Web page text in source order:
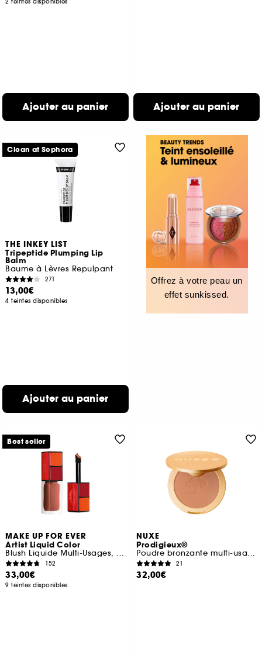
Ajouter au panier Ajouter au panier
THE INKEY LIST
Tripeptide Plumping Lip
Balm
Baume à Lèvres Repulpant
271
13,00€
4 teintes disponibles
Ajouter au panier
Clean at Sephora
Offrez à votre peau un
effet sunkissed.
MAKE UP FOR EVER
Artist Liquid Color
Blush Liquide Multi-Usages, Joues, Lèvres et Yeux
152
33,00€
9 teintes disponibles
Best seller
NUXE
Prodigieux®
Poudre bronzante multi-usages
21
32,00€